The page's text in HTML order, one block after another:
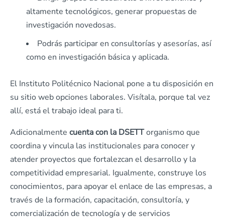
altamente tecnológicos, generar propuestas de
investigación novedosas.
Podrás participar en consultorías y asesorías, así
como en investigación básica y aplicada.
El Instituto Politécnico Nacional pone a tu disposición en
su sitio web opciones laborales. Visítala, porque tal vez
allí, está el trabajo ideal para ti.
Adicionalmente cuenta con la DSETTorganismo que
coordina y vincula las institucionales para conocer y
atender proyectos que fortalezcan el desarrollo y la
competitividad empresarial. Igualmente, construye los
conocimientos, para apoyar el enlace de las empresas, a
través de la formación, capacitación, consultoría, y
comercialización de tecnología y de servicios